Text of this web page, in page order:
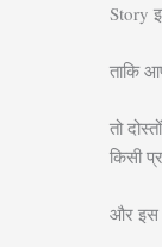
Story
ताकि
तो
किसी
और इस